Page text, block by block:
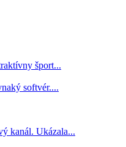
šport...
softvér....
kanál. Ukázala...